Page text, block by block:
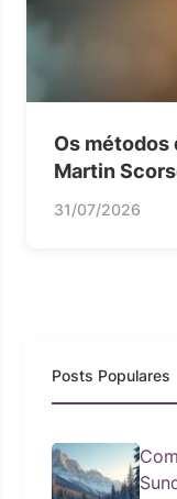
Os métodos
Martin
31/07/2026
Posts Populares